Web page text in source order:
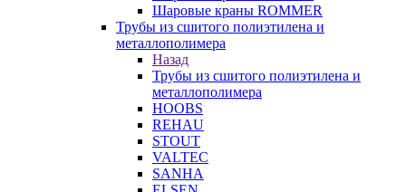
Шаровые краны ROMMER
Трубы из сшитого полиэтилена и
металлополимера
Назад
Трубы из сшитого полиэтилена и
металлополимера
HOOBS
REHAU
STOUT
VALTEC
SANHA